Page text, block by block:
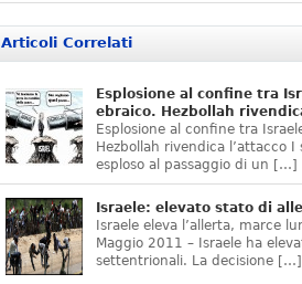
Articoli Correlati
Esplosione al confine tra
ebraico. Hezbollah
Esplosione al confine tra
Hezbollah rivendica l’attacco
esploso al passaggio di un […]
Israele: elevato stato di
Israele eleva l’allerta, marce
Maggio 2011 – Israele ha
settentrionali. La decisione […]